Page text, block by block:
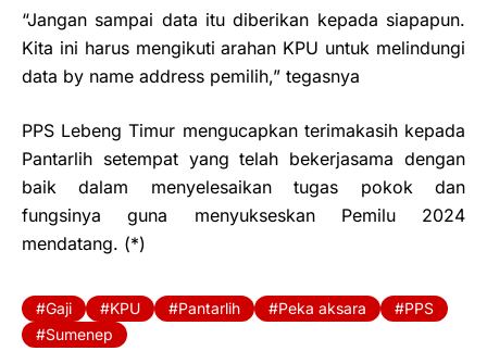
“Jangan sampai data itu diberikan kepada siapapun.
Kita ini harus mengikuti arahan KPU untuk melindungi
data by name address pemilih,” tegasnya
PPS Lebeng Timur mengucapkan terimakasih kepada
Pantarlih setempat yang telah bekerjasama dengan
baik dalam menyelesaikan tugas pokok dan
fungsinya guna menyukseskan Pemilu 2024
mendatang. (*)
Gaji KPU Pantarlih Peka aksara
PPS
Sumenep